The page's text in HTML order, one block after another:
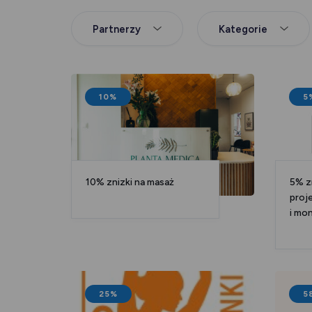
Partnerzy Kategorie
10%
10% znizki na masaż
5%
i
25%